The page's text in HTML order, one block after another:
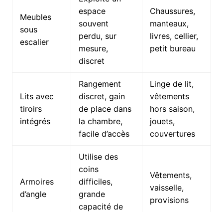
Meubles
sous
escalier
espace
souvent
perdu, sur
mesure,
discret
Chaussures,
manteaux,
livres, cellier,
petit bureau
Lits avec
tiroirs
intégrés
Rangement
discret, gain
de place dans
la chambre,
facile d’accès
Linge de lit,
vêtements
hors saison,
jouets,
couvertures
Armoires
d’angle
Utilise des
coins
difficiles,
grande
capacité de
Vêtements,
vaisselle,
provisions